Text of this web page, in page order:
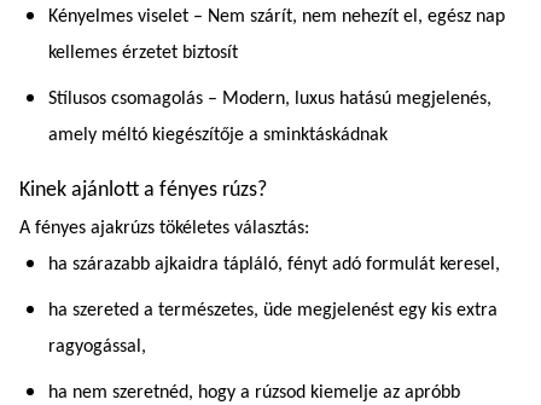
Kényelmes viselet – Nem szárít, nem nehezít el, egész nap
kellemes érzetet biztosít
Stílusos csomagolás – Modern, luxus hatású megjelenés,
amely méltó kiegészítője a sminktáskádnak
Kinek ajánlott a fényes rúzs?
A fényes ajakrúzs tökéletes választás:
ha szárazabb ajkaidra tápláló, fényt adó formulát keresel,
ha szereted a természetes, üde megjelenést egy kis extra
ragyogással,
ha nem szeretnéd, hogy a rúzsod kiemelje az apróbb